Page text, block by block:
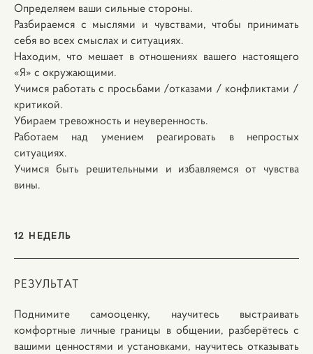
Определяем ваши сильные стороны.
Разбираемся с мыслями и чувствами, чтобы принимать
себя во всех смыслах и ситуациях.
Находим, что мешает в отношениях вашего настоящего
«Я» с окружающими.
Учимся работать с просьбами /отказами / конфликтами /
критикой.
Убираем тревожность и неуверенность.
Работаем над умением реагировать в непростых
ситуациях.
Учимся быть решительными и избавляемся от чувства
вины.
12 НЕДЕЛЬ
РЕЗУЛЬТАТ
Поднимите самооценку, научитесь выстраивать
комфортные личные границы в общении, разберётесь с
вашими ценностями и установками, научитесь отказывать